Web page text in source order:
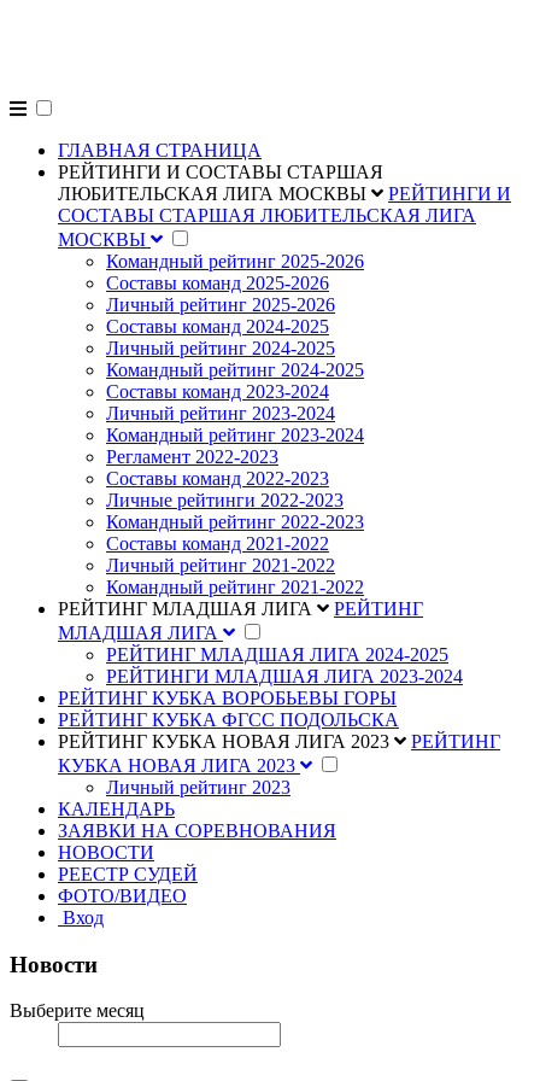
ГЛАВНАЯ СТРАНИЦА
РЕЙТИНГИ И СОСТАВЫ СТАРШАЯ
ЛЮБИТЕЛЬСКАЯ ЛИГА МОСКВЫ
РЕЙТИНГИ И
СОСТАВЫ СТАРШАЯ ЛЮБИТЕЛЬСКАЯ ЛИГА
МОСКВЫ
Командный рейтинг 2025-2026
Составы команд 2025-2026
Личный рейтинг 2025-2026
Составы команд 2024-2025
Личный рейтинг 2024-2025
Командный рейтинг 2024-2025
Составы команд 2023-2024
Личный рейтинг 2023-2024
Командный рейтинг 2023-2024
Регламент 2022-2023
Составы команд 2022-2023
Личные рейтинги 2022-2023
Командный рейтинг 2022-2023
Составы команд 2021-2022
Личный рейтинг 2021-2022
Командный рейтинг 2021-2022
РЕЙТИНГ МЛАДШАЯ ЛИГА
РЕЙТИНГ
МЛАДШАЯ ЛИГА
РЕЙТИНГ МЛАДШАЯ ЛИГА 2024-2025
РЕЙТИНГИ МЛАДШАЯ ЛИГА 2023-2024
РЕЙТИНГ КУБКА ВОРОБЬЕВЫ ГОРЫ
РЕЙТИНГ КУБКА ФГСС ПОДОЛЬСКА
РЕЙТИНГ КУБКА НОВАЯ ЛИГА 2023
РЕЙТИНГ
КУБКА НОВАЯ ЛИГА 2023
Личный рейтинг 2023
КАЛЕНДАРЬ
ЗАЯВКИ НА СОРЕВНОВАНИЯ
НОВОСТИ
РЕЕСТР СУДЕЙ
ФОТО/ВИДЕО
Вход
Новости
Выберите месяц